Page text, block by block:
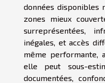
données disponibles
zones mieux
surreprésentées,
inégales, et accès
même performante,
elle peut sous-
documentées,